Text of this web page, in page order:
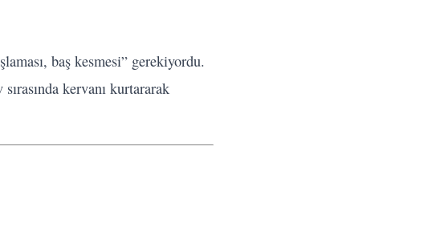
baş kesmesi” gerekiyordu.
kervanı kurtararak